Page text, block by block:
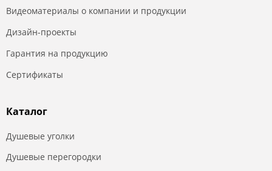
Видеоматериалы о компании и продукции
Дизайн-проекты
Гарантия на продукцию
Сертификаты
Каталог
Душевые уголки
Душевые перегородки